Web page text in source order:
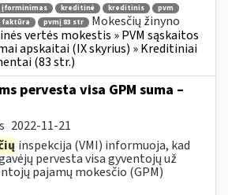
įforminimas kreditinė kreditinis
pvm
faktūra pvmį 83 str
Mokesčių žinyno
vertės mokestis » PVM sąskaitos
apskaitai (IX skyrius) » Kreditiniai
(83 str.)
pervesta visa GPM suma –
2022-11-21
inspekcija (VMI) informuoja, kad
pervesta visa gyventojų už
pajamų mokesčio (GPM)